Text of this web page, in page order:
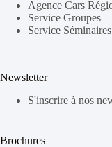
Agence Cars
Service Groupes
Service Séminaires
Newsletter
S'inscrire à nos
Brochures